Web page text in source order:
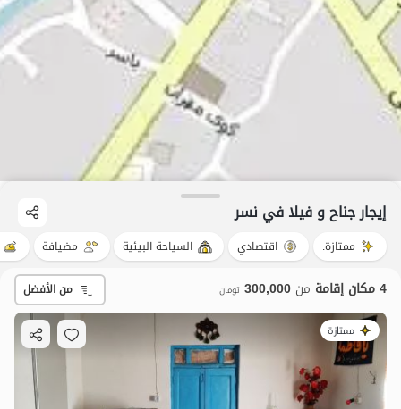
إيجار جناح و فيلا في نسر
ممتازة. اقتصادي السياحة البيئية مضيافة
4 مكان إقامة من 300,000 تومان من الأفضل
ممتازة